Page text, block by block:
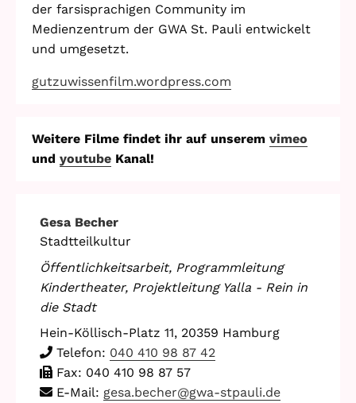
der farsisprachigen Community im
Medienzentrum der GWA St. Pauli entwickelt
und umgesetzt.
gutzuwissenfilm.wordpress.com
Weitere Filme findet ihr auf unserem vimeo
und youtube Kanal!
Gesa Becher
Stadtteilkultur
Öffentlichkeitsarbeit, Programmleitung
Kindertheater, Projektleitung Yalla - Rein in
die Stadt
Hein-Köllisch-Platz 11, 20359 Hamburg
Telefon: 040 410 98 87 42
Fax: 040 410 98 87 57
E-Mail: gesa.becher@gwa-stpauli.de